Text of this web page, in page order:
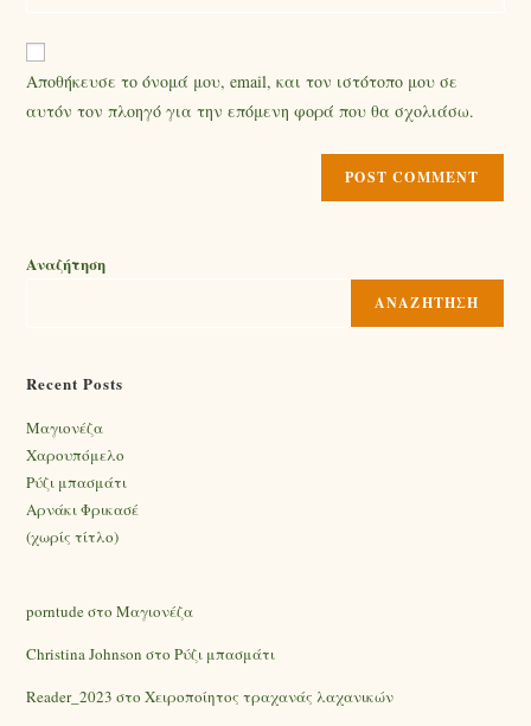
Αποθήκευσε το όνομά μου, email, και τον ιστότοπο μου σε
αυτόν τον πλοηγό για την επόμενη φορά που θα σχολιάσω.
Αναζήτηση
ΑΝΑΖΉΤΗΣΗ
Recent Posts
Mαγιονέζα
Χαρουπόμελο
Ρύζι μπασμάτι
Αρνάκι Φρικασέ
(χωρίς τίτλο)
porntudeστοMαγιονέζα
Christina Johnson στοΡύζι μπασμάτι
Reader_2023 στοΧειροποίητος τραχανάς λαχανικών